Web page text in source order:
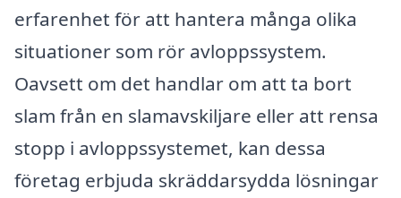
erfarenhet för att hantera många olika
situationer som rör avloppssystem.
Oavsett om det handlar om att ta bort
slam från en slamavskiljare eller att rensa
stopp i avloppssystemet, kan dessa
företag erbjuda skräddarsydda lösningar